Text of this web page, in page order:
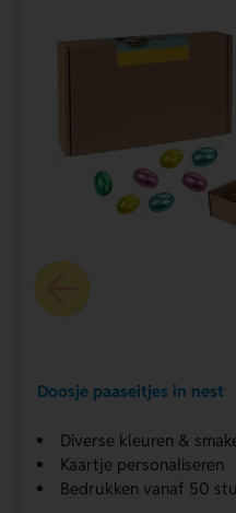
Doosje paaseitjes in nest
Diverse kleuren &
Kaartje personaliseren
Bedrukken vanaf 50